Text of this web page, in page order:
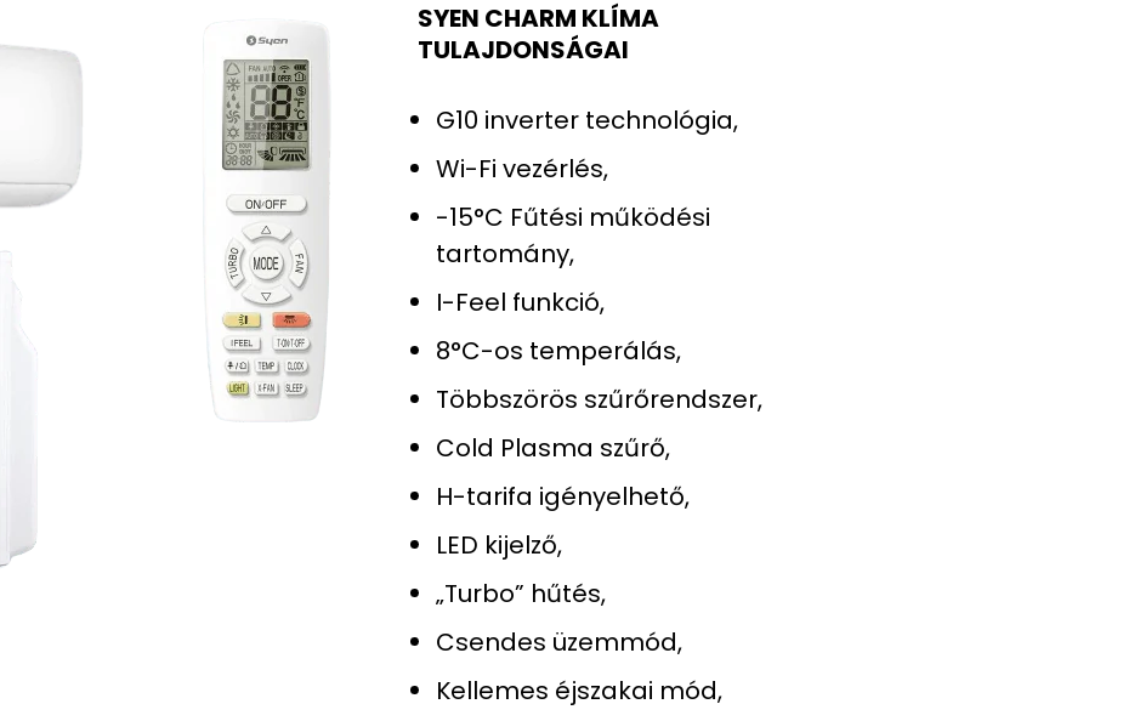
SYEN CHARM KLÍMA
TULAJDONSÁGAI
G10 inverter technológia,
Wi-Fi vezérlés,
-15°C Fűtési működési
tartomány,
I-Feel funkció,
8°C-os temperálás,
Többszörös szűrőrendszer,
Cold Plasma szűrő,
H-tarifa igényelhető,
LED kijelző,
„Turbo” hűtés,
Csendes üzemmód,
Kellemes éjszakai mód,